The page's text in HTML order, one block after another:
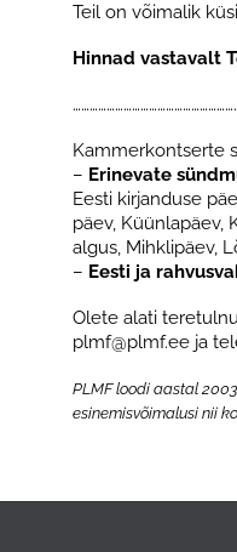
Teil on võimalik
Hinnad vastavalt
Kammerkontserte
– Erinevate
Eesti kirjanduse
päev, Küünlapäev,
algus, Mihklipäev,
– Eesti ja
Olete alati
plmf@plmf.ee ja
PLMF loodi aastal
esinemisvõimalusi nii